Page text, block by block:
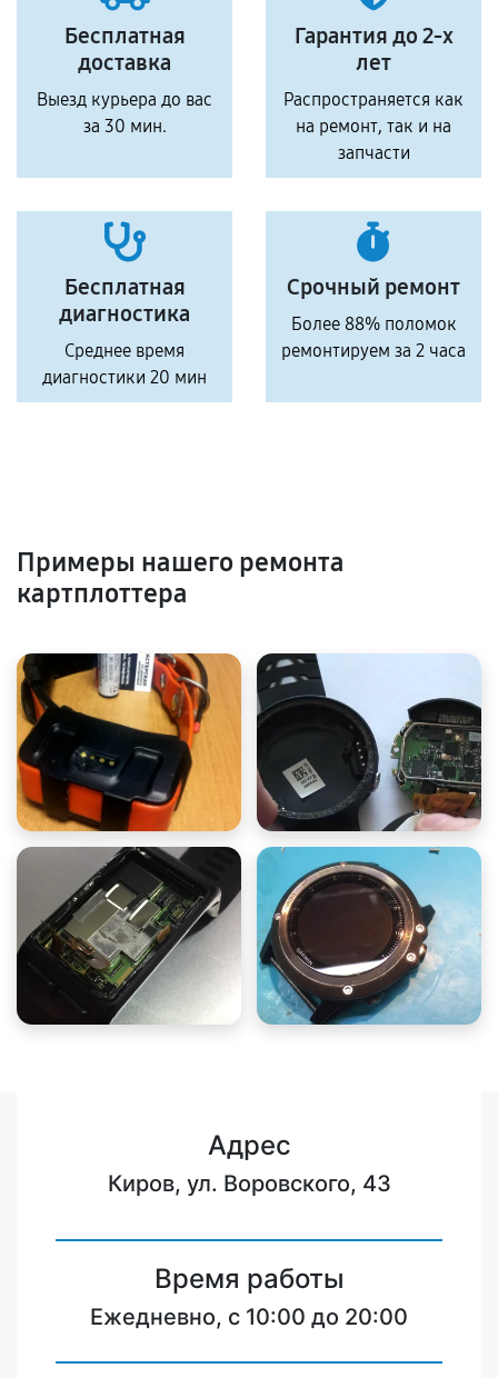
Бесплатная
доставка
Выезд курьера до вас
за 30 мин.
Гарантия до 2-х
лет
Распространяется как
на ремонт, так и на
запчасти
Бесплатная
диагностика
Среднее время
диагностики 20 мин
Срочный ремонт
Более 88% поломок
ремонтируем за 2 часа
Примеры нашего ремонта
картплоттера
Адрес
Киров, ул. Воровского, 43
Время работы
Ежедневно, с 10:00 до 20:00